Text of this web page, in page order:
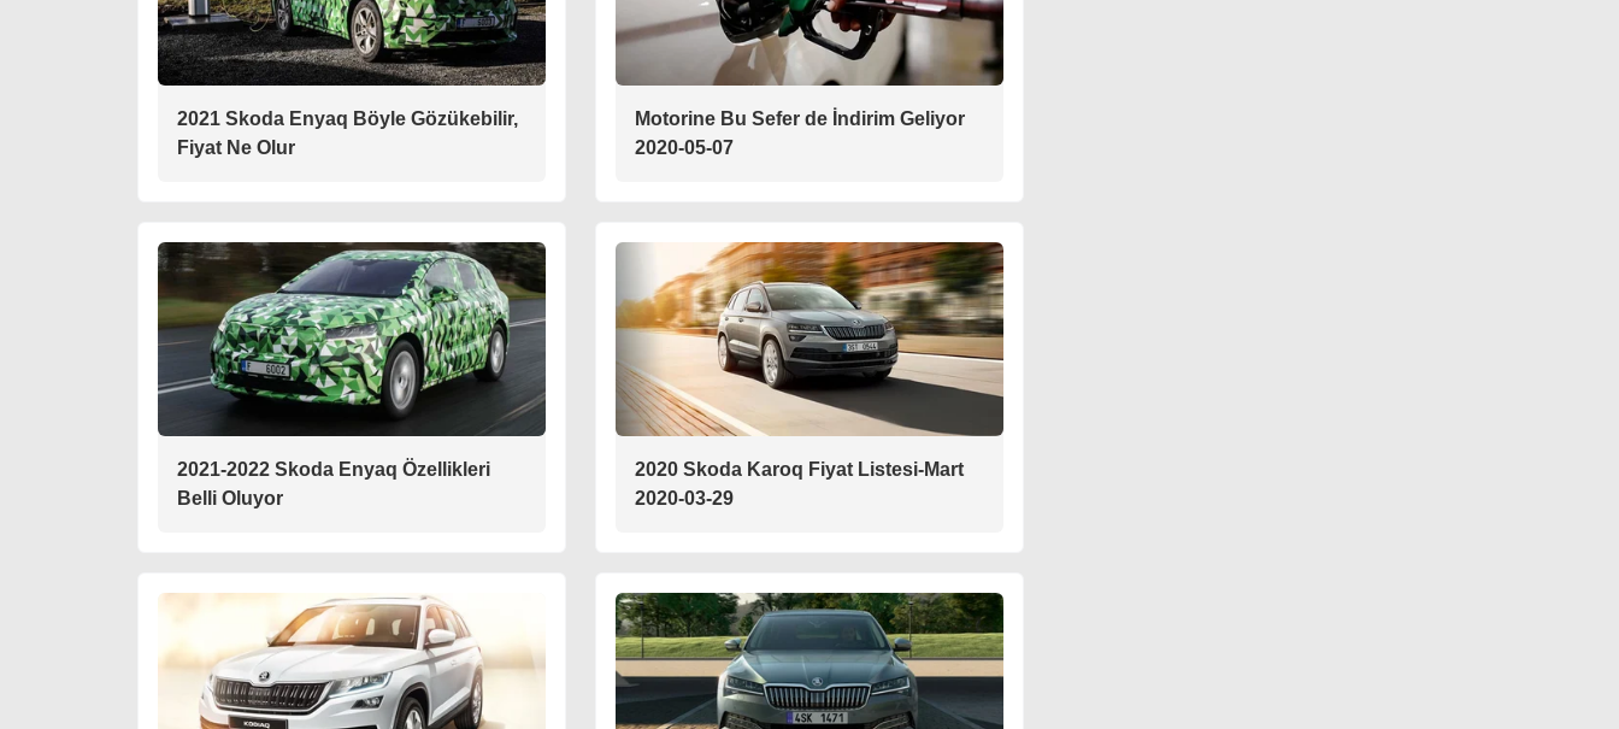
2021 Skoda Enyaq Böyle Gözükebilir,
Fiyat Ne Olur
Motorine Bu Sefer de İndirim Geliyor
2020-05-07
2021-2022 Skoda Enyaq Özellikleri
Belli Oluyor
2020 Skoda Karoq Fiyat Listesi-Mart
2020-03-29